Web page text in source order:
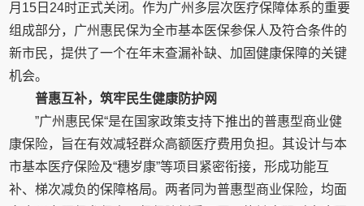
月15日24时正式关闭。作为广州多层次医疗保障体系的重要
组成部分，广州惠民保为全市基本医保参保人及符合条件的
新市民，提供了一个在年末查漏补缺、加固健康保障的关键
机会。
普惠互补，筑牢民生健康防护网
”广州惠民保“是在国家政策支持下推出的普惠型商业健
康保险，旨在有效减轻群众高额医疗费用负担。其设计与本
市基本医疗保险及“穗岁康”等项目紧密衔接，形成功能互
补、梯次减负的保障格局。两者同为普惠型商业保险，均面